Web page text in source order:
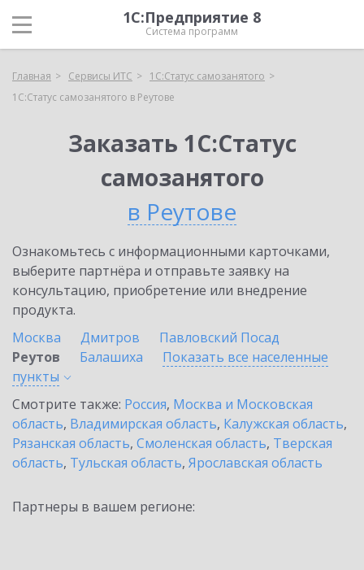
1С:Предприятие 8
Система программ
Главная Сервисы ИТС
1С:Статус самозанятого
1С:Статус самозанятого в Реутове
Заказать 1С:Статус
самозанятого
в Реутове
Ознакомьтесь с информационными карточками,
выберите партнёра и отправьте заявку на
консультацию, приобретение или внедрение
продукта.
Москва
Дмитров
Павловский Посад
Реутов
Балашиха
Показать все населенные
пункты
Смотрите также: Россия, Москва и Московская
область, Владимирская область, Калужская область,
Рязанская область, Смоленская область, Тверская
область, Тульская область, Ярославская область
Партнеры в вашем регионе: